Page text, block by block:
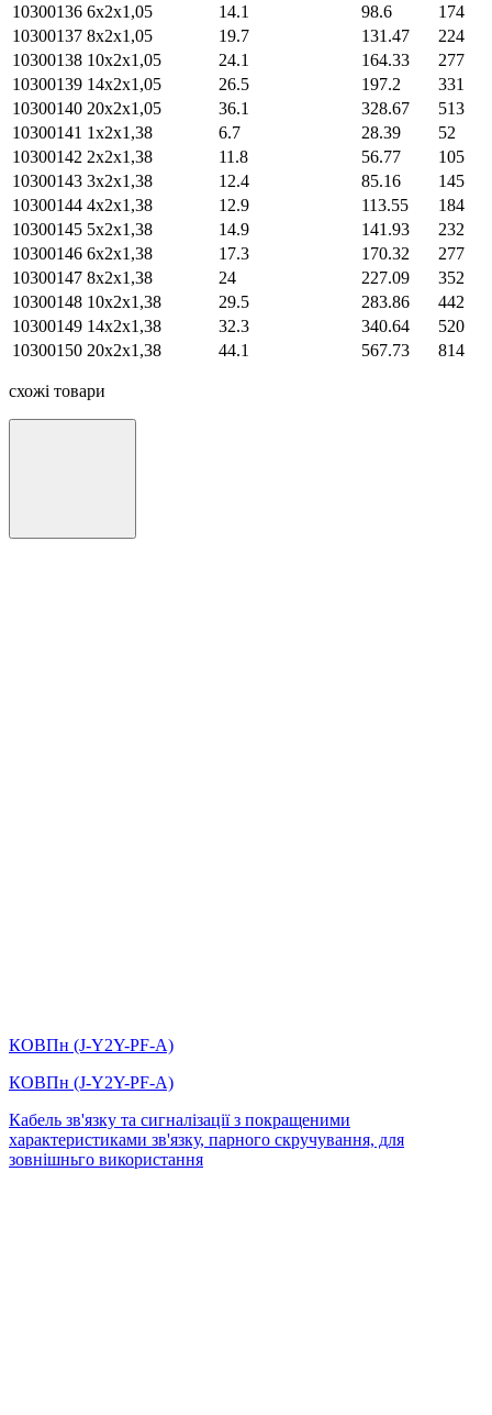
10300136 6х2х1,05 14.1 98.6
174
10300137 8х2х1,05 19.7 131.47
224
10300138 10х2х1,05 24.1 164.33
277
10300139 14х2х1,05 26.5 197.2
331
10300140 20х2х1,05 36.1 328.67
513
10300141 1х2х1,38 6.7 28.39
52
10300142 2х2х1,38 11.8 56.77
105
10300143 3х2х1,38 12.4 85.16
145
10300144 4х2х1,38 12.9 113.55
184
10300145 5х2х1,38 14.9 141.93
232
10300146 6х2х1,38 17.3 170.32
277
10300147 8х2х1,38 24 227.09
352
10300148 10х2х1,38 29.5 283.86
442
10300149 14х2х1,38 32.3 340.64
520
10300150 20х2х1,38 44.1 567.73 814
схожі товари
КОВПн (J-Y2Y-PF-А)
КОВПн (J-Y2Y-PF-А)
Кабель зв'язку та сигналізації з покращеними
характеристиками зв'язку, парного скручування, для
зовнішньго використання